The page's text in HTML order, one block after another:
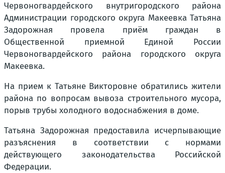
Червоногвардейского внутригородского района
Администрации городского округа Макеевка Татьяна
Задорожная провела приём граждан в
Общественной приемной Единой России
Червоногвардейского района городского округа
Макеевка.
На прием к Татьяне Викторовне обратились жители
района по вопросам вывоза строительного мусора,
порыв трубы холодного водоснабжения в доме.
Татьяна Задорожная предоставила исчерпывающие
разъяснения в соответствии с нормами
действующего законодательства Российской
Федерации.